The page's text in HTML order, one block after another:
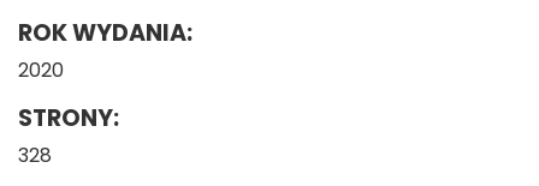
ROK WYDANIA:
2020
STRONY:
328